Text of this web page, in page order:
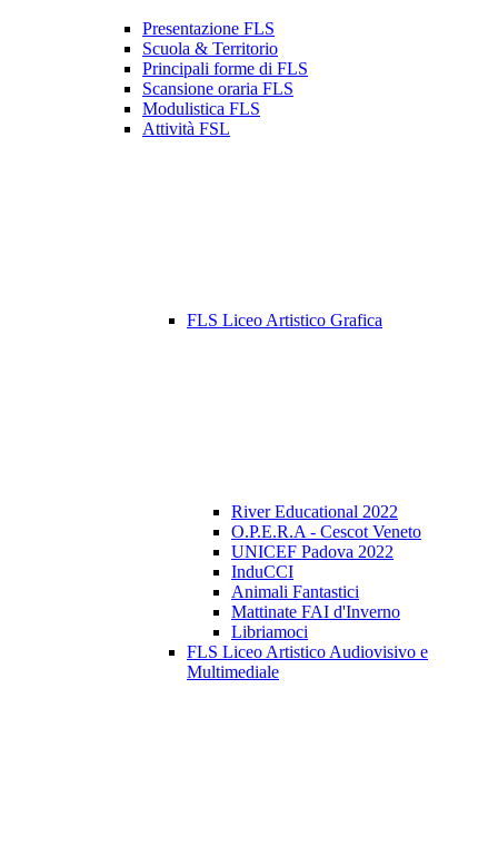
Presentazione FLS
Scuola & Territorio
Principali forme di FLS
Scansione oraria FLS
Modulistica FLS
Attività FSL
FLS Liceo Artistico Grafica
River Educational 2022
O.P.E.R.A - Cescot Veneto
UNICEF Padova 2022
InduCCI
Animali Fantastici
Mattinate FAI d'Inverno
Libriamoci
FLS Liceo Artistico Audiovisivo e
Multimediale